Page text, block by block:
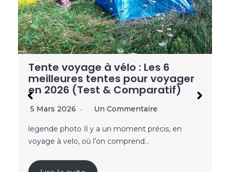
Sacoche vélo : les 5 meilleures
sacoches pour voyager en
(Test & Comparatif)